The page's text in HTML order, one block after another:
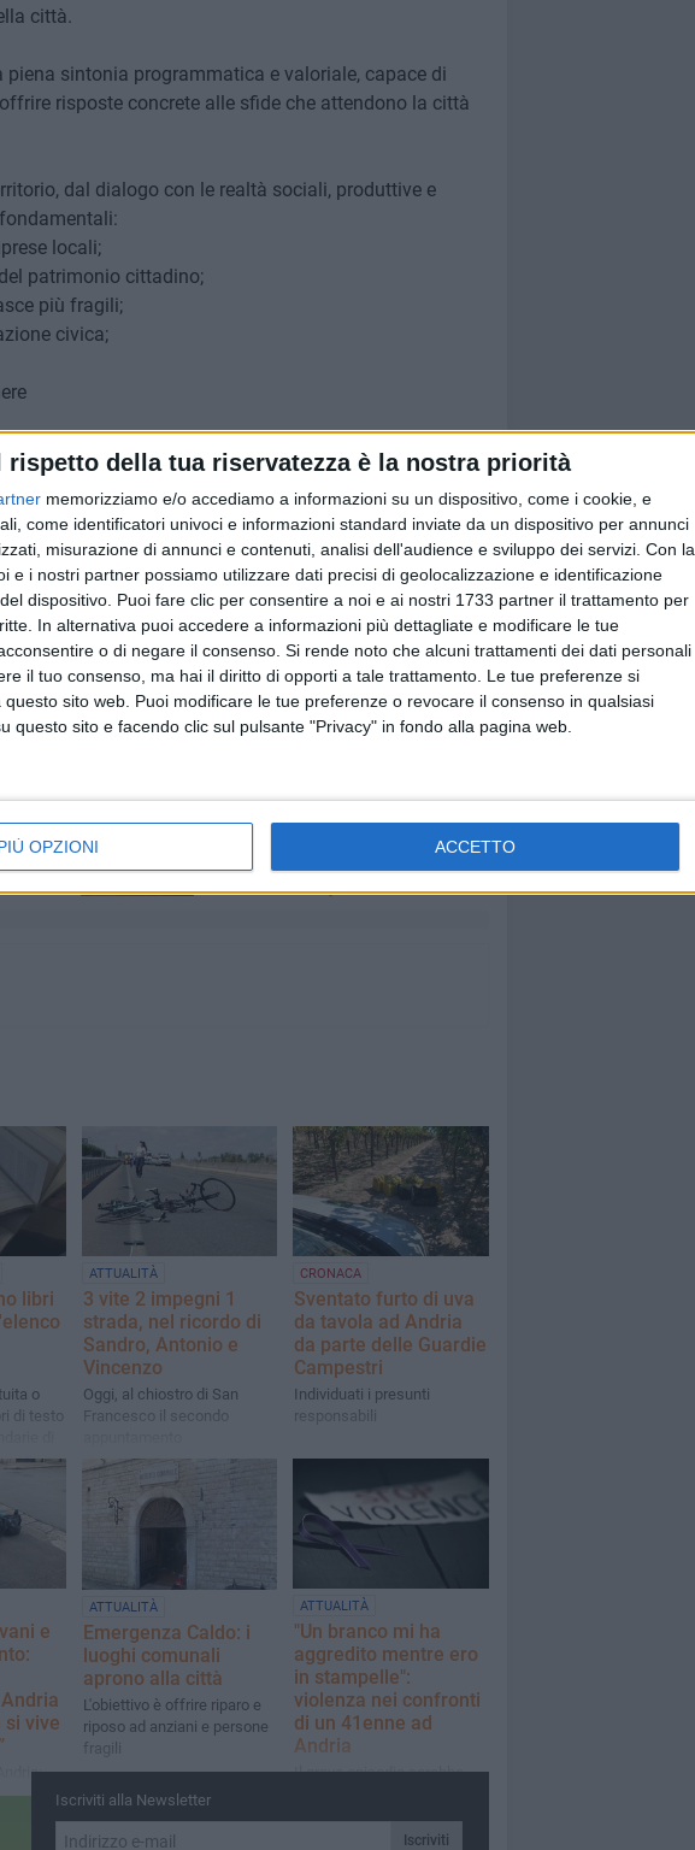
rispetto della tua riservatezza è la nostra priorità
memorizziamo e/o accediamo a informazioni su un dispositivo, come i cookie, e
come identificatori univoci e informazioni standard inviate da un dispositivo per annunci
misurazione di annunci e contenuti, analisi dell'audience e sviluppo dei servizi. Con la
e i nostri partner possiamo utilizzare dati precisi di geolocalizzazione e identificazione
dispositivo. Puoi fare clic per consentire a noi e ai nostri 1733 partner il trattamento per
In alternativa puoi accedere a informazioni più dettagliate e modificare le tue
o di negare il consenso. Si rende noto che alcuni trattamenti dei dati personali
il tuo consenso, ma hai il diritto di opporti a tale trattamento. Le tue preferenze si
sito web. Puoi modificare le tue preferenze o revocare il consenso in qualsiasi
questo sito e facendo clic sul pulsante "Privacy" in fondo alla pagina web.
OPZIONI ACCETTO
città.
sintonia programmatica e valoriale, capace di
risposte concrete alle sfide che attendono la città
dal dialogo con le realtà sociali, produttive e
locali;
patrimonio cittadino;
più fragili;
civica;
importante di unità e responsabilità. Insieme
Andria, fondata su competenza, visione e impegno
il valore politico dell'intesa, evidenziando
pronto ad accogliere contributi e adesioni da parte di
di rilanciare la città federiciana sempre più fanalino
Riparte non è uno slogan elettorale, ma un impegno
NPSI SABINO NAPOLITANO ELEZIONI COMUNALI 2026
è la nuova caserma? Incontro tra
il senatore Damiani e il
Comandante Quinto
libri
o
di testo
ATTUALITÀ
3 vite 2 impegni 1
strada, nel ricordo di
Sandro, Antonio e
Vincenzo
Oggi, al chiostro di San
Francesco il secondo
CRONACA
Sventato furto di uva
da tavola ad Andria
da parte delle Guardie
Campestri
Individuati i presunti
responsabili
e
si vive
il
ATTUALITÀ
Emergenza Caldo: i
luoghi comunali
aprono alla città
L'obiettivo è offrire riparo e
riposo ad anziani e persone
fragili
ATTUALITÀ
"Un branco mi ha
aggredito mentre ero
in stampelle":
violenza nei confronti
di un 41enne ad
Andria
Il grave episodio sarebbe
periferia cittadina
Iscriviti alla Newsletter
Iscriviti